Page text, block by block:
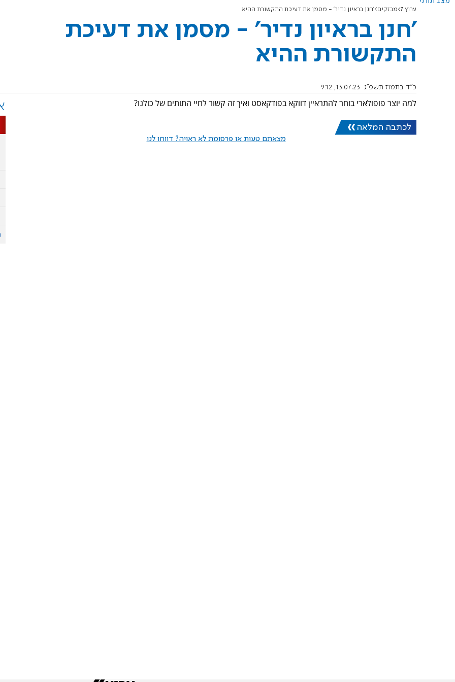
ערוץ 7 מבזקים 'חנן בראיון נדיר' - מסמן את דעיכת התקשורת ההיא
'חנן בראיון נדיר' - מסמן את דעיכת
התקשורת ההיא
כ"ד בתמוז תשפ"ג 13.07.23, 9:12
למה יוצר פופולארי בוחר להתראיין דווקא בפודקאסט ואיך זה קשור לחיי התותים של כולנו?
לכתבה המלאה
מצאתם טעות או פרסומת לא ראויה? דווחו לנו